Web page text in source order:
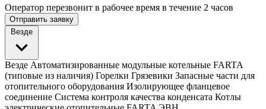
Оператор перезвонит в рабочее время в течение 2 часов
Отправить заявку
Везде
Везде Автоматизированные модульные котельные FARTA
(типовые из наличия) Горелки Грязевики Запасные части для
отопительного оборудования Изолирующее фланцевое
соединение Система контроля качества конденсата Котлы